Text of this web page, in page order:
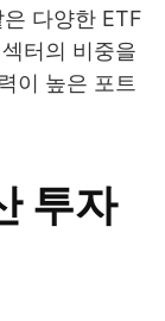
다양한 ETF
터의 비중을
이 높은 포트
투자